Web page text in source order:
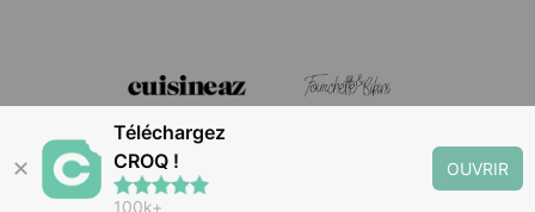
✕
Téléchargez
CROQ !
100k+
OUVRIR